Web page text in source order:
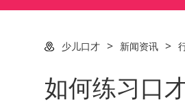
少儿口才 > 新闻资讯 >
如何练习口